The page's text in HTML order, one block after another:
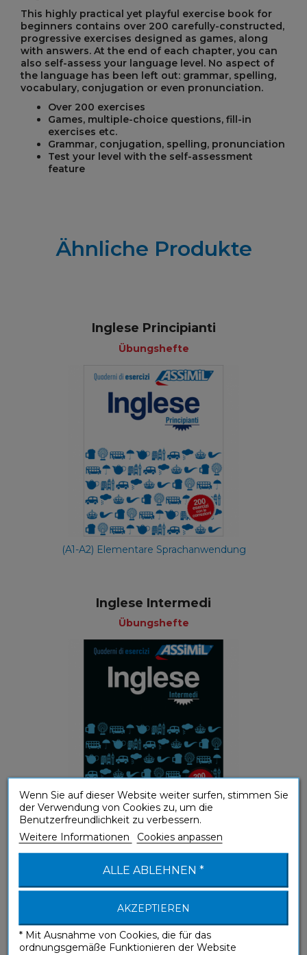
This highly practical yet playful exercise book for
beginners contains over 200 carefully-constructed,
progressive exercises designed as games, along
with answers. At the end of each chapter, you can
also self-assess your language level. No aspect of
the language has been left out: grammar, spelling,
vocabulary, conjugation or even pronunciation.
Over 200 exercises
Games, multiple-choice questions, fill-in
exercises etc.
Grammar, conjugation, spelling, pronunciation
Test your level with the self-assessment
feature
Ähnliche Produkte
Inglese Principianti
Übungshefte
(A1-A2) Elementare Sprachanwendung
Inglese Intermedi
Übungshefte
(B1-B2) Selbstständige Sprachanwendung
e-metodo Inglese
Wenn Sie auf dieser Website weiter surfen, stimmen Sie
der Verwendung von Cookies zu, um die
Benutzerfreundlichkeit zu verbessern.
Weitere Informationen
Cookies anpassen
ALLE ABLEHNEN *
AKZEPTIEREN
* Mit Ausnahme von Cookies, die für das
ordnungsgemäße Funktionieren der Website